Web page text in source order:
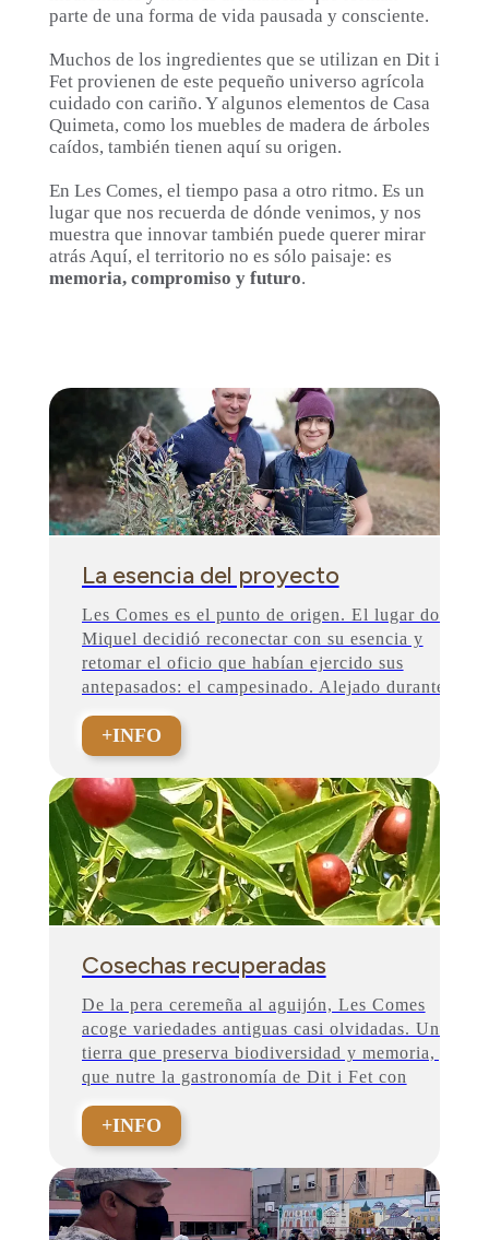
parte de una forma de vida pausada y consciente.
Muchos de los ingredientes que se utilizan en Dit i
Fet provienen de este pequeño universo agrícola
cuidado con cariño. Y algunos elementos de Casa
Quimeta, como los muebles de madera de árboles
caídos, también tienen aquí su origen.
En Les Comes, el tiempo pasa a otro ritmo. Es un
lugar que nos recuerda de dónde venimos, y nos
muestra que innovar también puede querer mirar
atrás Aquí, el territorio no es sólo paisaje: es
memoria, compromiso y futuro.
La esencia del proyecto
Les Comes es el punto de origen. El lugar donde
Miquel decidió reconectar con su esencia y
retomar el oficio que habían ejercido sus
antepasados: el campesinado. Alejado durante...
+INFO
Cosechas recuperadas
De la pera ceremeña al aguijón, Les Comes
acoge variedades antiguas casi olvidadas. Una
tierra que preserva biodiversidad y memoria, y
que nutre la gastronomía de Dit i Fet con
+INFO